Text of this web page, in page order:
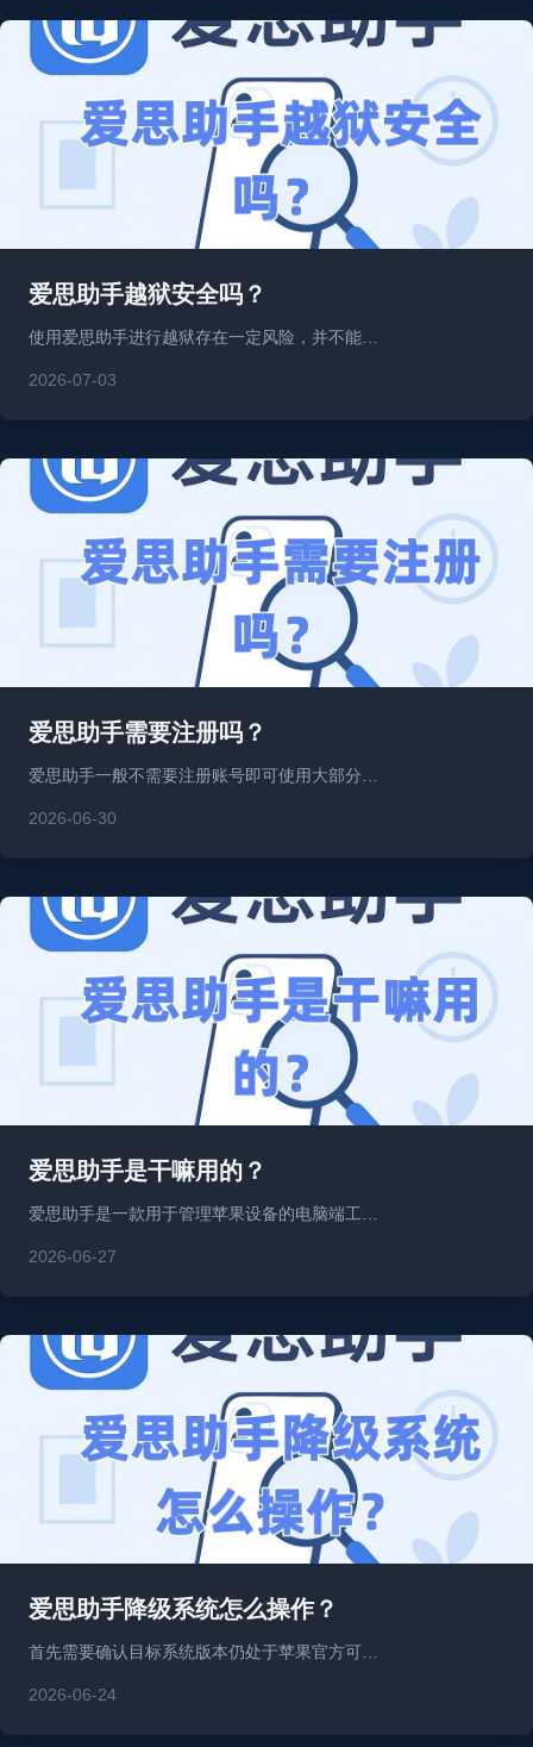
爱思助手越狱安全吗？
使用爱思助手进行越狱存在一定风险，并不能…
2026-07-03
爱思助手需要注册吗？
爱思助手一般不需要注册账号即可使用大部分…
2026-06-30
爱思助手是干嘛用的？
爱思助手是一款用于管理苹果设备的电脑端工…
2026-06-27
爱思助手降级系统怎么操作？
首先需要确认目标系统版本仍处于苹果官方可…
2026-06-24